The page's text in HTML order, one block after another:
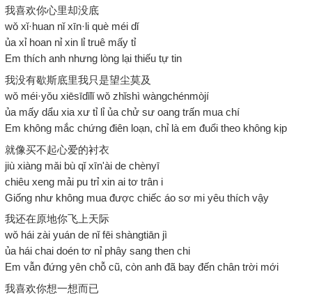
我喜欢你心里却没底
wǒ xǐ·huan nǐ xīn·li què méi dǐ
ủa xỉ hoan nỉ xin lỉ truê mấy tỉ
Em thích anh nhưng lòng lại thiếu tự tin
我没有歇斯底里我只是望尘莫及
wǒ méi·yǒu xiēsīdǐlǐ wǒ zhǐshì wàngchénmòjí
ủa mấy dẩu xia xư tỉ lỉ ủa chử sư oang trấn mua chí
Em không mắc chứng điên loạn, chỉ là em đuổi theo không kịp
就像买不起心爱的衬衣
jiù xiàng mǎi bù qǐ xīn'ài de chènyī
chiêu xeng mải pu trỉ xin ai tơ trân i
Giống như không mua được chiếc áo sơ mi yêu thích vậy
我还在原地你飞上天际
wǒ hái zài yuán de nǐ fēi shàngtiān jì
ủa hái chai doén tơ nỉ phây sang then chi
Em vẫn đứng yên chỗ cũ, còn anh đã bay đến chân trời mới
我喜欢你想一想而已